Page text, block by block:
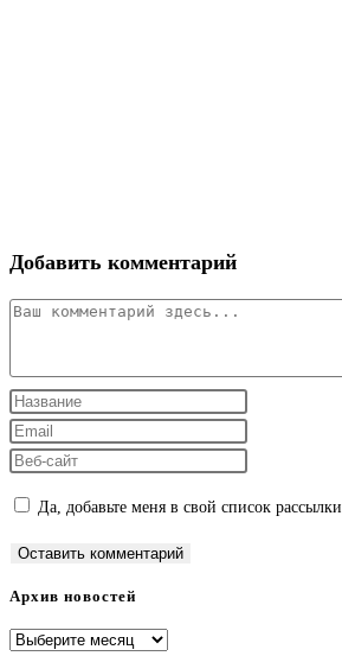
Добавить комментарий
Комментарий
Введите
свое
имя
пользователя,
прокомментировать
Введите
свой
адрес,
чтобы
Введите
вашего
веб-
(необязательно)
Да, добавьте меня в свой список рассылки
Архив новостей
Архив